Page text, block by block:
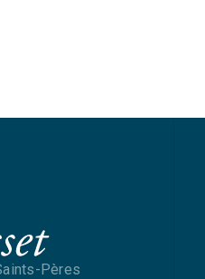
Pères